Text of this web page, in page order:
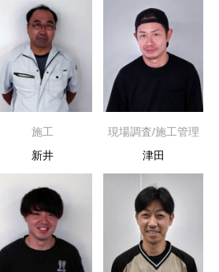
施工
新井
現場調査/施工管理
津田